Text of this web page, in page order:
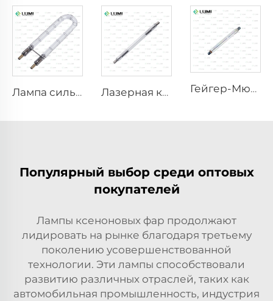
Лампа сильного импульса бактерицидная L1890U – 9×40×140U мм Лазерная ксеноновая лампа L1530-8×45×100 мм Гейгер-Мюллер М4011
Популярный выбор среди оптовых
покупателей
Лампы ксеноновых фар продолжают
лидировать на рынке благодаря третьему
поколению усовершенствованной
технологии. Эти лампы способствовали
развитию различных отраслей, таких как
автомобильная промышленность, индустрия